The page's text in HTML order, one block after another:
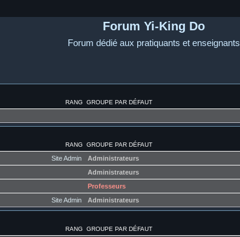
Forum Yi-King Do
Forum dédié aux pratiquants et enseignants
RANG GROUPE PAR DÉFAUT
RANG GROUPE PAR DÉFAUT
Site Admin Administrateurs
Administrateurs
Professeurs
Site Admin
Administrateurs
RANG GROUPE PAR DÉFAUT